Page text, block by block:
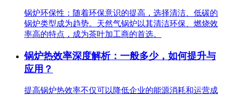
锅炉环保性：随着环保意识的提高，选择清洁、低碳的
锅炉类型成为趋势。天然气锅炉以其清洁环保、燃烧效
率高的特点，成为茶叶加工商的首选。
锅炉热效率深度解析：一般多少，如何提升与
应用？
提高锅炉热效率不仅可以降低企业的能源消耗和运营成